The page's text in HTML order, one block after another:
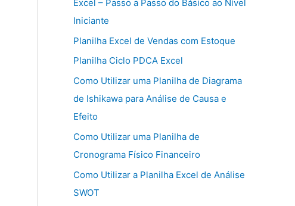
Excel – Passo a Passo do Básico ao Nível
Iniciante
Planilha Excel de Vendas com Estoque
Planilha Ciclo PDCA Excel
Como Utilizar uma Planilha de Diagrama
de Ishikawa para Análise de Causa e
Efeito
Como Utilizar uma Planilha de
Cronograma Físico Financeiro
Como Utilizar a Planilha Excel de Análise
SWOT